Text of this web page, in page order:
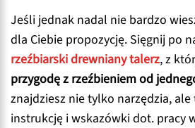
Jeśli jednak nadal nie bardzo
dla Ciebie propozycję. Sięgnij po
rzeźbiarski drewniany talerz, z
przygodę z rzeźbieniem od
znajdziesz nie tylko narzędzia,
instrukcję i wskazówki dot. pracy